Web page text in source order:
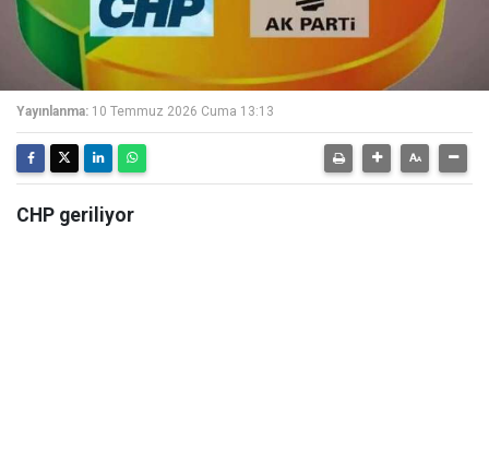
Yayınlanma: 10 Temmuz 2026 Cuma 13:13
CHP geriliyor